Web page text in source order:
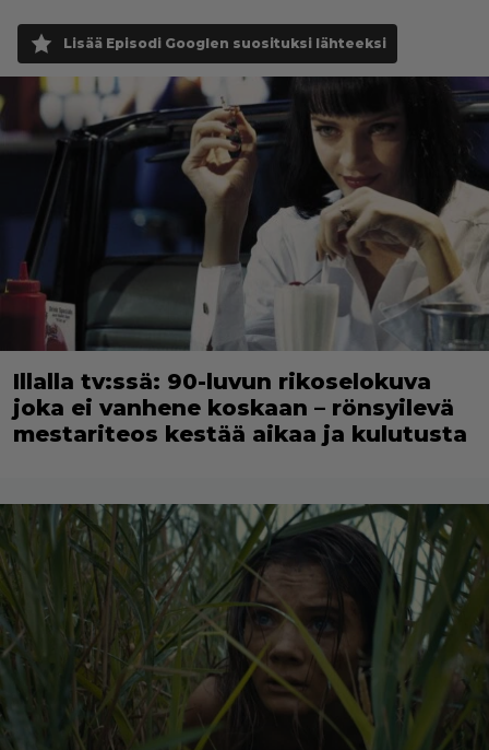
Lisää Episodi Googlen suosituksi lähteeksi
Illalla tv:ssä: 90-luvun rikoselokuva
joka ei vanhene koskaan – rönsyilevä
mestariteos kestää aikaa ja kulutusta